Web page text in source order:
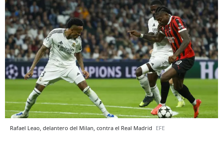
Rafael Leao, delantero del Milan, contra el Real Madrid EFE